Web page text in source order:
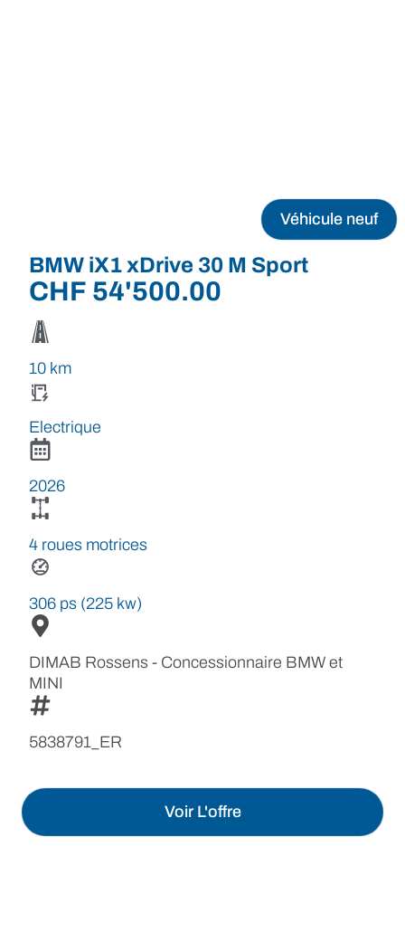
Véhicule neuf
BMW iX1 xDrive 30 M Sport
CHF 54'500.00
10 km
Electrique
2026
4 roues motrices
306 ps (225 kw)
DIMAB Rossens - Concessionnaire BMW et
MINI
5838791_ER
Voir L'offre